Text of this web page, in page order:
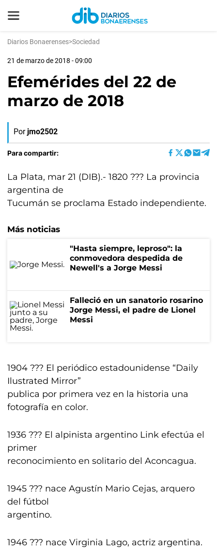
Diarios Bonaerenses>Sociedad
21 de marzo de 2018 - 09:00
Efemérides del 22 de
marzo de 2018
Por jmo2502
Para compartir:
La Plata, mar 21 (DIB).- 1820 ??? La provincia
argentina de
Tucumán se proclama Estado independiente.
Más noticias
"Hasta siempre, leproso": la
conmovedora despedida de
Newell's a Jorge Messi
Falleció en un sanatorio rosarino
Jorge Messi, el padre de Lionel
Messi
1904 ??? El periódico estadounidense “Daily
Ilustrated Mirror”
publica por primera vez en la historia una
fotografía en color.
1936 ??? El alpinista argentino Link efectúa el
primer
reconocimiento en solitario del Aconcagua.
1945 ??? nace Agustín Mario Cejas, arquero
del fútbol
argentino.
1946 ??? nace Virginia Lago, actriz argentina.